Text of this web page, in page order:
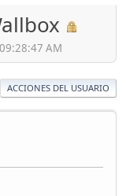
AM
ACCIONES DEL USUARIO